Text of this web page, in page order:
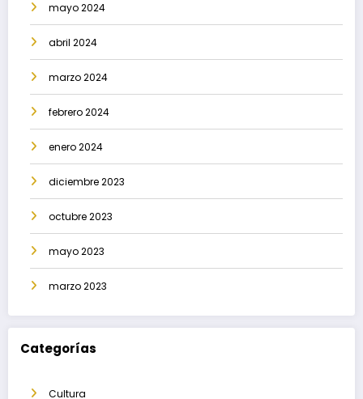
mayo 2024
abril 2024
marzo 2024
febrero 2024
enero 2024
diciembre 2023
octubre 2023
mayo 2023
marzo 2023
Categorías
Cultura